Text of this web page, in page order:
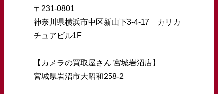
〒231-0801
神奈川県横浜市中区新山下3-4-17 カリカ
チュアビル1F
【カメラの買取屋さん 宮城岩沼店】
宮城県岩沼市大昭和258-2